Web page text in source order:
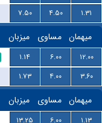
۷.۵۰ ۴.۵۰
۱.۳۱
میزبان مساوی میهمان
۱.۱۴ ۶.۰۰
۱۲.۰۰
۱.۷۳ ۴.۰۰
۳.۶۰
میزبان مساوی میهمان
۱۳.۲۵ ۶.۰۰
۱.۱۳